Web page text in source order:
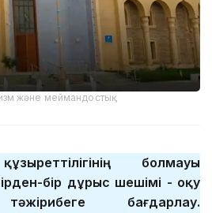
және меймандостық
болмауы
бір дұрыс шешімі - оқу
бағдарлау.